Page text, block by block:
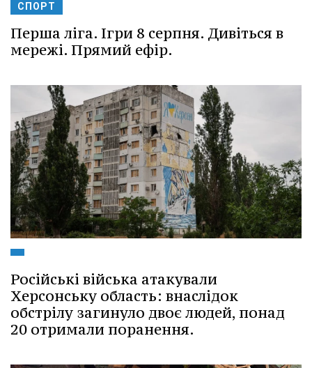
СПОРТ
Перша ліга. Ігри 8 серпня. Дивіться в
мережі. Прямий ефір.
Російські війська атакували
Херсонську область: внаслідок
обстрілу загинуло двоє людей, понад
20 отримали поранення.